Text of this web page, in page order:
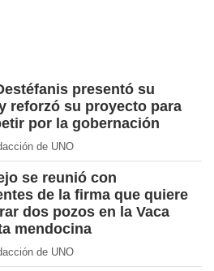
presentó su
reforzó su proyecto para
por la gobernación
de UNO
se reunió con
de la firma que quiere
dos pozos en la Vaca
mendocina
de UNO